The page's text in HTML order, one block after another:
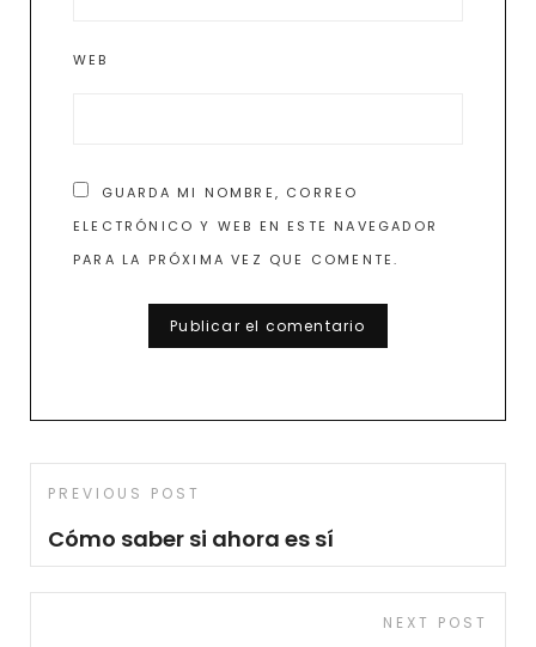
WEB
GUARDA MI NOMBRE, CORREO
ELECTRÓNICO Y WEB EN ESTE NAVEGADOR
PARA LA PRÓXIMA VEZ QUE COMENTE.
Navegación
de
entradas
Previous
Post
PREVIOUS POST
Cómo saber si ahora es sí
NEXT POST